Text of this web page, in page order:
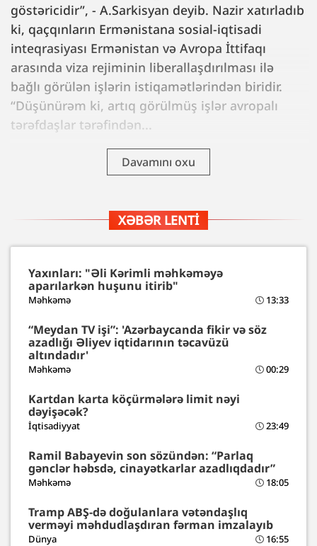
göstəricidir”, - A.Sarkisyan deyib. Nazir xatırladıb
ki, qaçqınların Ermənistana sosial-iqtisadi
inteqrasiyası Ermənistan və Avropa İttifaqı
arasında viza rejiminin liberallaşdırılması ilə
bağlı görülən işlərin istiqamətlərindən biridir.
“Düşünürəm ki, artıq görülmüş işlər avropalı
tərəfdaşlar tərəfindən...
Davamını oxu
XƏBƏR LENTI
Yaxınları: "Əli Kərimli məhkəməyə
aparılarkən huşunu itirib"
Məhkəmə 13:33
“Meydan TV işi”: 'Azərbaycanda fikir və söz
azadlığı Əliyev iqtidarının təcavüzü
altındadır'
Məhkəmə 00:29
Kartdan karta köçürmələrə limit nəyi
dəyişəcək?
İqtisadiyyat 23:49
Ramil Babayevin son sözündən: “Parlaq
gənclər həbsdə, cinayətkarlar azadlıqdadır”
Məhkəmə 18:05
Tramp ABŞ-də doğulanlara vətəndaşlıq
verməyi məhdudlaşdıran fərman imzalayıb
Dünya 16:55